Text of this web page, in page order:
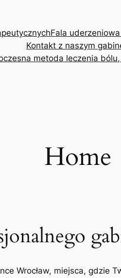
Fala
Kontakt z naszym
metoda leczenia
Home
Wrocław, miejsca, gdzie